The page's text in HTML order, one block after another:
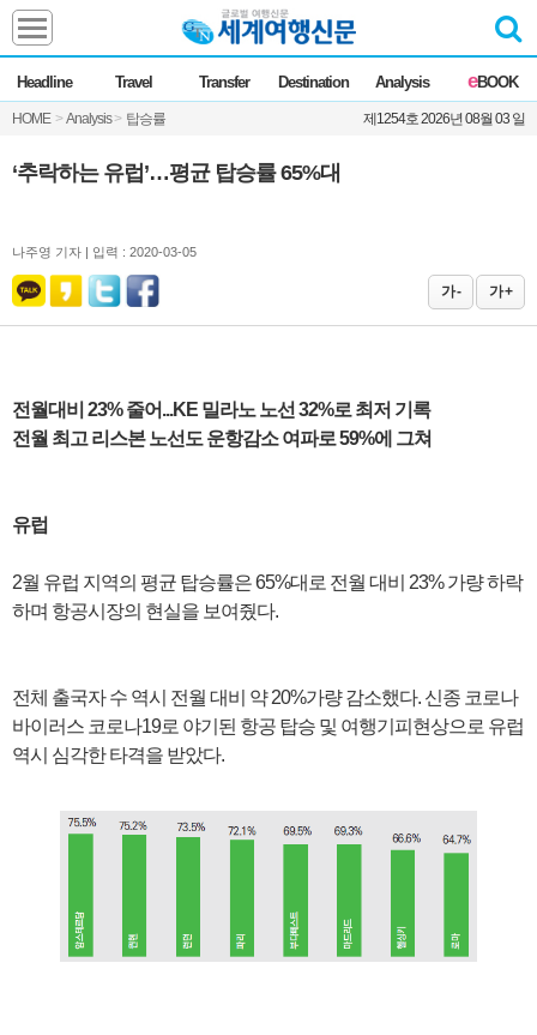
Headline Travel Transfer Destination Analysis eBOOK
HOME > Analysis > 탑승률 제1254호 2026년 08월 03 일
Headline
전체 News
Commentary Opinion
Focus Marketing
‘추락하는 유럽’…평균 탑승률 65%대
나주영 기자 | 입력 : 2020-03-05
가 - 가 +
전월대비 23% 줄어...KE 밀라노 노선 32%로 최저 기록
전월 최고 리스본 노선도 운항감소 여파로 59%에 그쳐
유럽
2월 유럽 지역의 평균 탑승률은 65%대로 전월 대비 23% 가량 하락
하며 항공시장의 현실을 보여줬다.
전체 출국자 수 역시 전월 대비 약 20%가량 감소했다. 신종 코로나
바이러스 코로나19로 야기된 항공 탑승 및 여행기피현상으로 유럽
역시 심각한 타격을 받았다.